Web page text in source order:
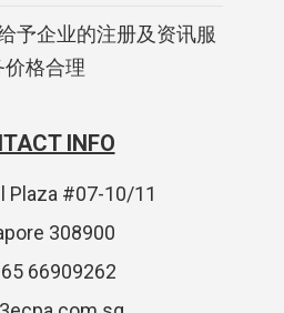
予企业的注册及资讯服
价格合理
INFO
Plaza #07-10/11
308900
66909262